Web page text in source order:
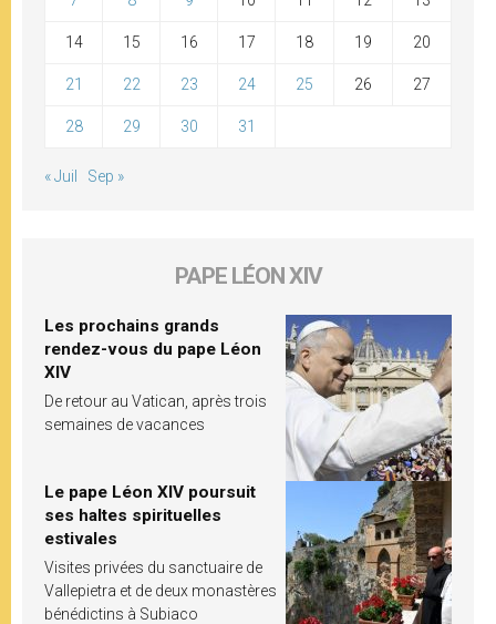
14 15 16 17 18 19 20
21 22 23 24 25 26 27
28 29 30 31
« Juil Sep »
PAPE LÉON XIV
Les prochains grands
rendez-vous du pape Léon
XIV
De retour au Vatican, après trois
semaines de vacances
Le pape Léon XIV poursuit
ses haltes spirituelles
estivales
Visites privées du sanctuaire de
Vallepietra et de deux monastères
bénédictins à Subiaco